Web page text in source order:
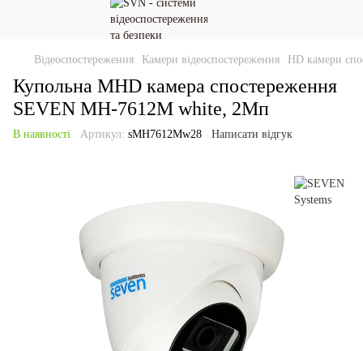
Відеоспостереження Камери відеоспостереження HD камери
Купольна MHD камера спостереження
SEVEN MH-7612M white, 2Мп
В наявності Артикул: sMH7612Mw28 Написати відгук